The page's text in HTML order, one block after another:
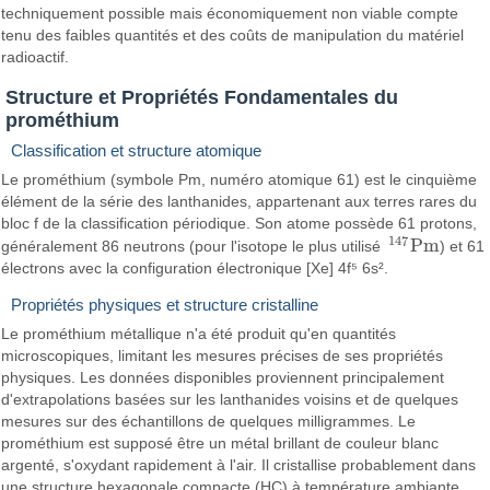
techniquement possible mais économiquement non viable compte
tenu des faibles quantités et des coûts de manipulation du matériel
radioactif.
Structure et Propriétés Fondamentales du
prométhium
Classification et structure atomique
Le prométhium (symbole Pm, numéro atomique 61) est le cinquième
élément de la série des lanthanides, appartenant aux terres rares du
bloc f de la classification périodique. Son atome possède 61 protons,
généralement 86 neutrons (pour l'isotope le plus utilisé
147Pm
147Pm ) et 61
électrons avec la configuration électronique [Xe] 4f⁵ 6s².
Propriétés physiques et structure cristalline
Le prométhium métallique n'a été produit qu'en quantités
microscopiques, limitant les mesures précises de ses propriétés
physiques. Les données disponibles proviennent principalement
d'extrapolations basées sur les lanthanides voisins et de quelques
mesures sur des échantillons de quelques milligrammes. Le
prométhium est supposé être un métal brillant de couleur blanc
argenté, s'oxydant rapidement à l'air. Il cristallise probablement dans